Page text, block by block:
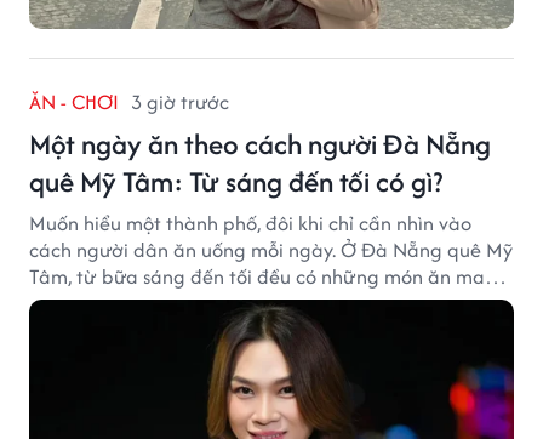
ĂN - CHƠI 3 giờ trước
Một ngày ăn theo cách người Đà Nẵng
quê Mỹ Tâm: Từ sáng đến tối có gì?
Muốn hiểu một thành phố, đôi khi chỉ cần nhìn vào
cách người dân ăn uống mỗi ngày. Ở Đà Nẵng quê Mỹ
Tâm, từ bữa sáng đến tối đều có những món ăn mang
đậm dấu ấn miền Trung.